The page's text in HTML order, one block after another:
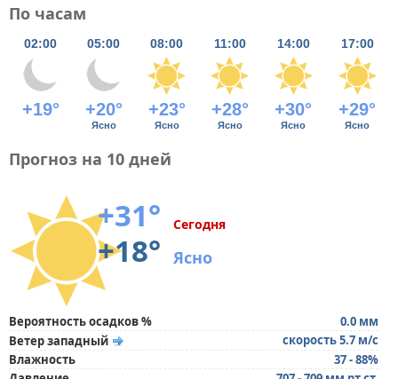
По часам
02:00 05:00 08:00 11:00 14:00 17:00
+19° +20° +23° +28° +30° +29°
Ясно Ясно Ясно Ясно Ясно
Прогноз на 10 дней
+31°
+18°
Сегодня
Ясно
Вероятность осадков %
0.0 мм
Ветер западный
скорость 5.7 м/с
Влажность
37 - 88%